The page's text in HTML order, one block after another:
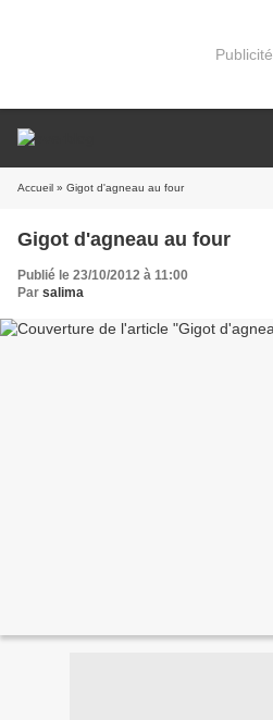
Publicité
Accueil » Gigot d'agneau au four
Gigot d'agneau au four
Publié le 23/10/2012 à 11:00
Par salima